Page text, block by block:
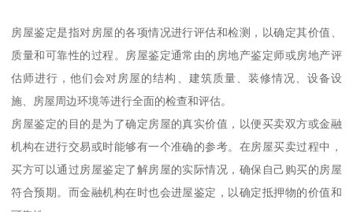
房屋鉴定是指对房屋的各项情况进行评估和检测，以确定其价值、
质量和可靠性的过程。房屋鉴定通常由的房地产鉴定师或房地产评
估师进行，他们会对房屋的结构、建筑质量、装修情况、设备设
施、房屋周边环境等进行全面的检查和评估。
房屋鉴定的目的是为了确定房屋的真实价值，以便买卖双方或金融
机构在进行交易或时能够有一个准确的参考。在房屋买卖过程中，
买方可以通过房屋鉴定了解房屋的实际情况，确保自己购买的房屋
符合预期。而金融机构在时也会进屋鉴定，以确定抵押物的价值和